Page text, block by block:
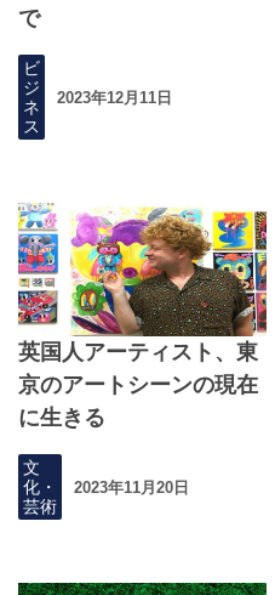
で
ビ
ジ
ネ
ス
2023年12月11日
英国人アーティスト、東
京のアートシーンの現在
に生きる
文
化・
芸術
2023年11月20日